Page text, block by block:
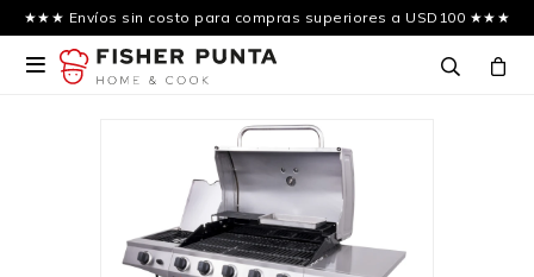
★★★ Envíos sin costo para compras superiores a USD100 ★★★
